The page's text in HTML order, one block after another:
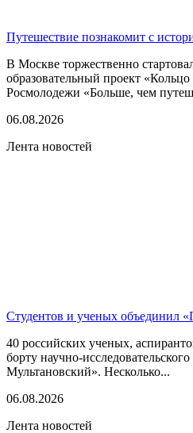
Путешествие познакомит с
В Москве торжественно
образовательный проект
Росмолодежи «Больше, чем
06.08.2026
Лента новостей
Студентов и ученых объединил
40 российских ученых,
борту научно-
Мультановский». Несколько...
06.08.2026
Лента новостей